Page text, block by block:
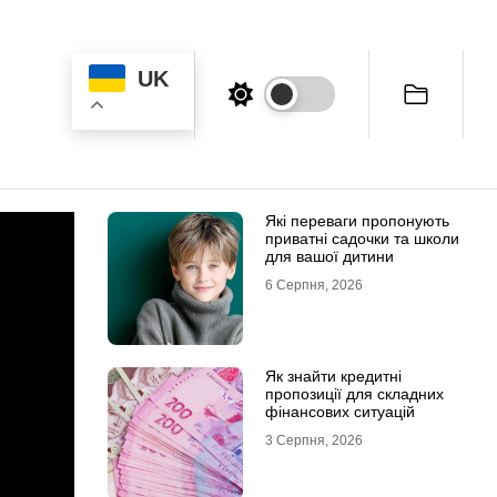
UK
Які переваги пропонують
приватні садочки та школи
для вашої дитини
6 Серпня, 2026
Як знайти кредитні
пропозиції для складних
фінансових ситуацій
3 Серпня, 2026